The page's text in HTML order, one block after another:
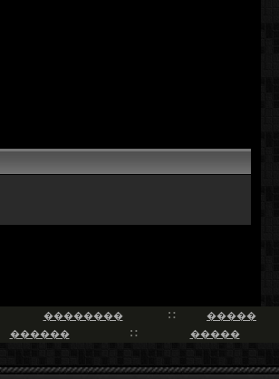
��������
�����
������ �����